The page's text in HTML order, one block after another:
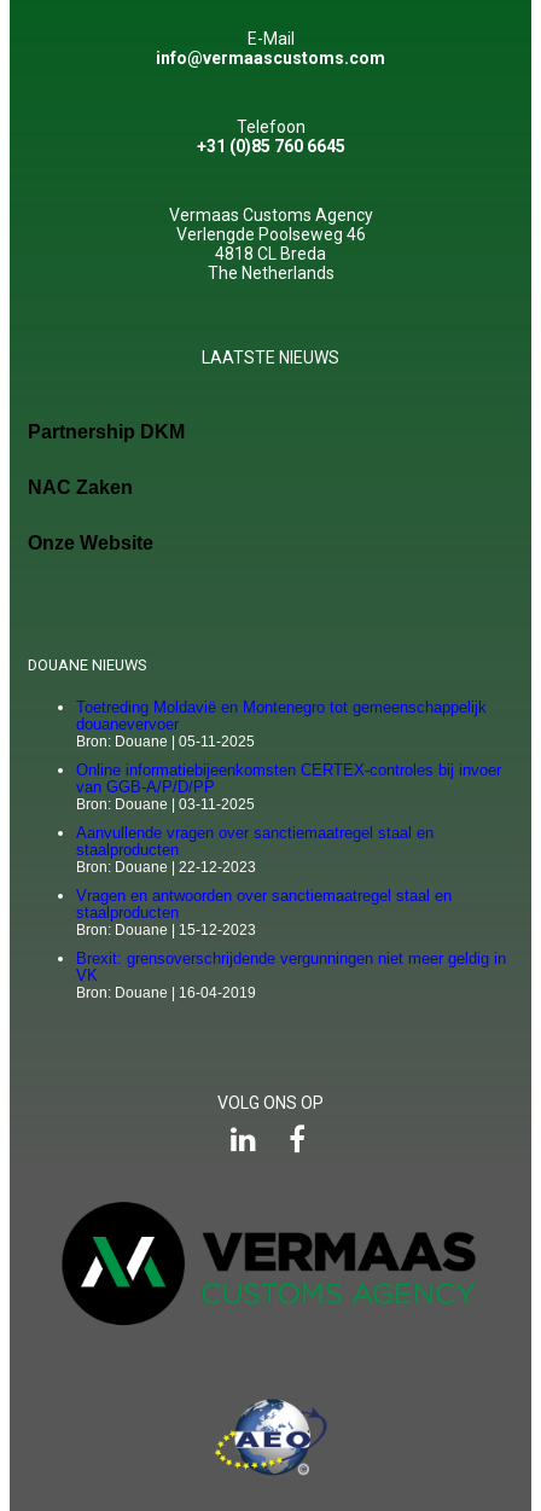
E-Mail
info@vermaascustoms.com
Telefoon
+31 (0)85 760 6645
Vermaas Customs Agency
Verlengde Poolseweg 46
4818 CL Breda
The Netherlands
LAATSTE NIEUWS
Partnership DKM
NAC Zaken
Onze Website
DOUANE NIEUWS
Toetreding Moldavië en Montenegro tot gemeenschappelijk
douanevervoer
Bron: Douane 05-11-2025
Online informatiebijeenkomsten CERTEX-controles bij invoer
van GGB-A/P/D/PP
Bron: Douane 03-11-2025
Aanvullende vragen over sanctiemaatregel staal en
staalproducten
Bron: Douane 22-12-2023
Vragen en antwoorden over sanctiemaatregel staal en
staalproducten
Bron: Douane 15-12-2023
Brexit: grensoverschrijdende vergunningen niet meer geldig in
VK
Bron: Douane 16-04-2019
VOLG ONS OP